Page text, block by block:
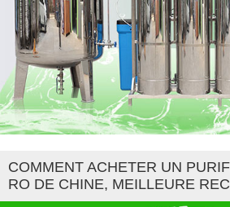
COMMENT ACHETER UN
RO DE CHINE, MEILLEURE